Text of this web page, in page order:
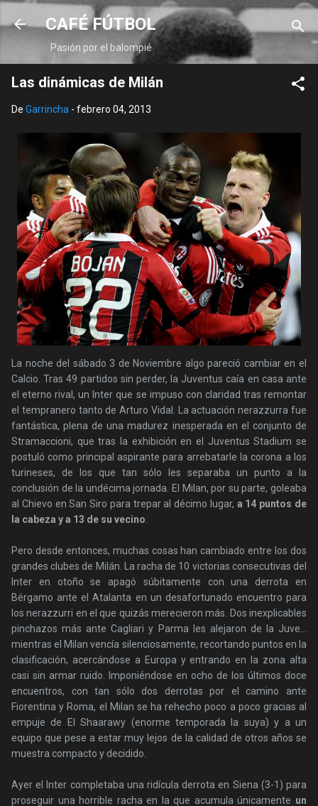
Ir al contenido principal
CAFÉ FÚTBOL
Pasión por el balompié
Las dinámicas de Milán
De Garrincha - febrero 04, 2013
La noche del sábado 3 de Noviembre algo pareció cambiar en el
Calcio. Tras 49 partidos sin perder, la Juventus caía en casa ante
el eterno rival, un Inter que se impuso con claridad tras remontar
el tempranero tanto de Arturo Vidal. La actuación nerazzurra fue
fantástica, plena de una madurez inesperada en el conjunto de
Stramaccioni, que tras la exhibición en el Juventus Stadium se
postuló como principal aspirante para arrebatarle la corona a los
turineses, de los que tan sólo les separaba un punto a la
conclusión de la undécima jornada. El Milan, por su parte, goleaba
al Chievo en San Siro para trepar al décimo lugar, a 14 puntos de
la cabeza y a 13 de su vecino
Pero desde entonces, muchas cosas han cambiado entre los dos
grandes clubes de Milán. La racha de 10 victorias consecutivas del
Inter en otoño se apagó súbitamente con una derrota en
Bérgamo ante el Atalanta en un desafortunado encuentro para
los nerazzurri en el que quizás merecieron más. Dos inexplicables
pinchazos más ante Cagliari y Parma les alejaron de la Juve...
mientras el Milan vencía silenciosamente, recortando puntos en la
clasificación, acercándose a Europa y entrando en la zona alta
casi sin armar ruido. Imponiéndose en ocho de los últimos doce
encuentros, con tan sólo dos derrotas por el camino ante
Fiorentina y Roma, el Milan se ha rehecho poco a poco gracias al
empuje de El Shaarawy (enorme temporada la suya) y a un
equipo que pese a estar muy lejos de la calidad de otros años se
muestra compacto y decidido.
Ayer el Inter completaba una ridícula derrota en Siena (3-1) para
proseguir una horrible racha en la que acumula únicamente un